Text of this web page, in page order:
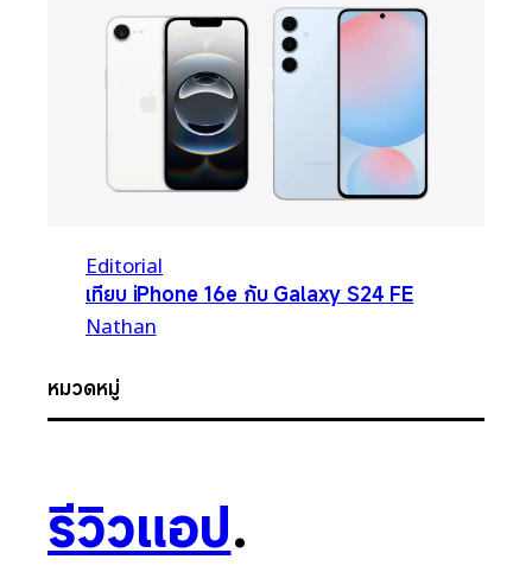
Editorial
เทียบ iPhone 16e กับ Galaxy S24 FE
Nathan
หมวดหมู่
รีวิวแอป.